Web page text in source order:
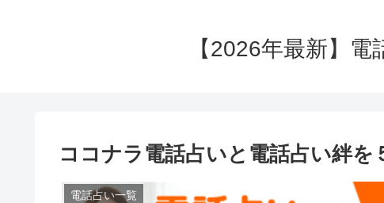
【2026年最新】
ココナラ電話占いと電話占い絆を
電話占い一覧